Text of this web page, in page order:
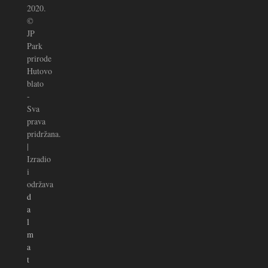
2020.
©
JP
Park
prirode
Hutovo
blato
-
Sva
prava
pridržana.
|
Izradio
i
održava
d
a
l
m
a
t